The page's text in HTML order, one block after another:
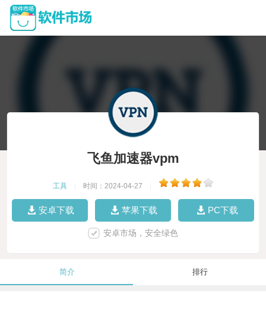
飞鱼加速器vpm
工具 时间：2024-04-27
安卓下载 苹果下载 PC下载
安卓市场，安全绿色
简介 排行